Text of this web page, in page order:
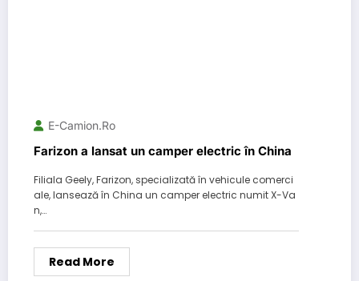
E-Camion.ro
Farizon a lansat un camper electric în China
Filiala Geely, Farizon, specializată în vehicule comerci
ale, lansează în China un camper electric numit X-Va
n,…
Read More